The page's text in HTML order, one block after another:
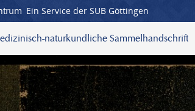
Ein Service der SUB Göttingen
naturkundliche Sammelhandschrift